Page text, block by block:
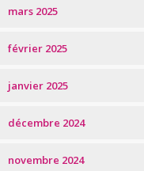
mars 2025
février 2025
janvier 2025
décembre 2024
novembre 2024